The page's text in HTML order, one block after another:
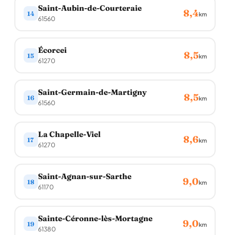
14
Saint-Aubin-de-Courteraie
61560 8,4km
15
Écorcei
61270 8,5km
16
Saint-Germain-de-Martigny
61560 8,5km
17
La Chapelle-Viel
61270 8,6km
18
Saint-Agnan-sur-Sarthe
61170 9,0km
19
Sainte-Céronne-lès-Mortagne
61380 9,0km